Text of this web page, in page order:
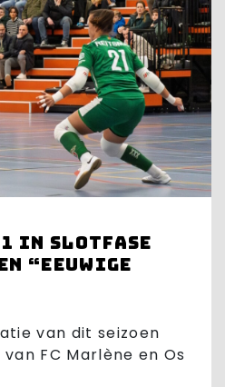
in slotfase
“eeuwige
van dit seizoen
FC Marlène en Os